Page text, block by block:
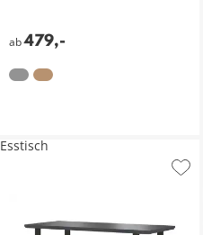
ab479,-
Esstisch